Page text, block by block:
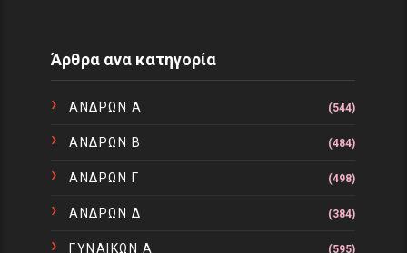
Άρθρα ανα κατηγορία
ΑΝΔΡΩΝ Α (544)
ΑΝΔΡΩΝ Β (484)
ΑΝΔΡΩΝ Γ (498)
ΑΝΔΡΩΝ Δ (384)
ΓΥΝΑΙΚΩΝ Α (595)